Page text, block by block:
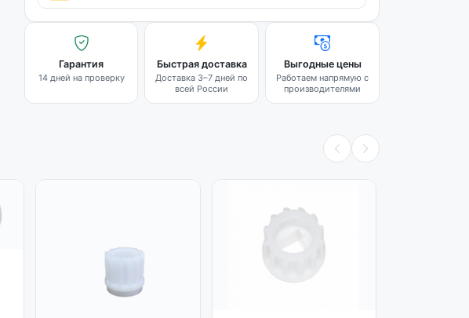
Гарантия
14 дней на проверку
Быстрая доставка
Доставка 3–7 дней по
всей России
Выгодные цены
Работаем напрямую с
производителями